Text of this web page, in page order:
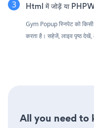
Html में जोड़ें या
Gym Popup स्निपेट को
करता है। सहेजें, लाइव पृष्ठ
All you need to